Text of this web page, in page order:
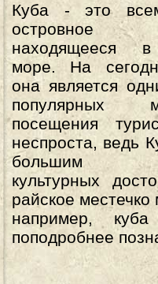
Куба - это
островное
находящееся
море. На
она является
популярных
посещения
неспроста, ведь
большим
культурных
райское
например,
поподробнее